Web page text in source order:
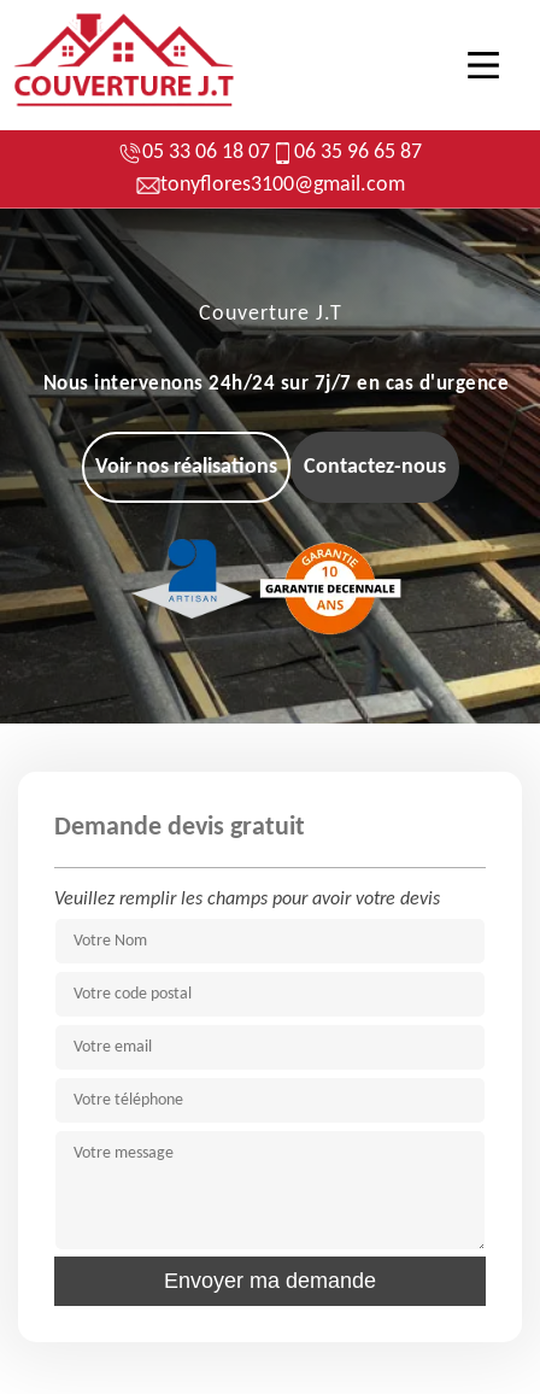
05 33 06 18 07
06 35 96 65 87
tonyflores3100@gmail.com
Couverture J.T
Nous intervenons 24h/24 sur 7j/7 en cas d'urgence
Voir nos réalisations Contactez-nous
Demande devis gratuit
Veuillez remplir les champs pour avoir votre devis